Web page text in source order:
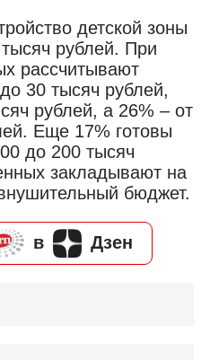
детской зоны
рублей. При
рассчитывают
30 тысяч рублей,
рублей, а 26% – от
Еще 17% готовы
до 200 тысяч
закладывают на
бюджет.
в Дзен